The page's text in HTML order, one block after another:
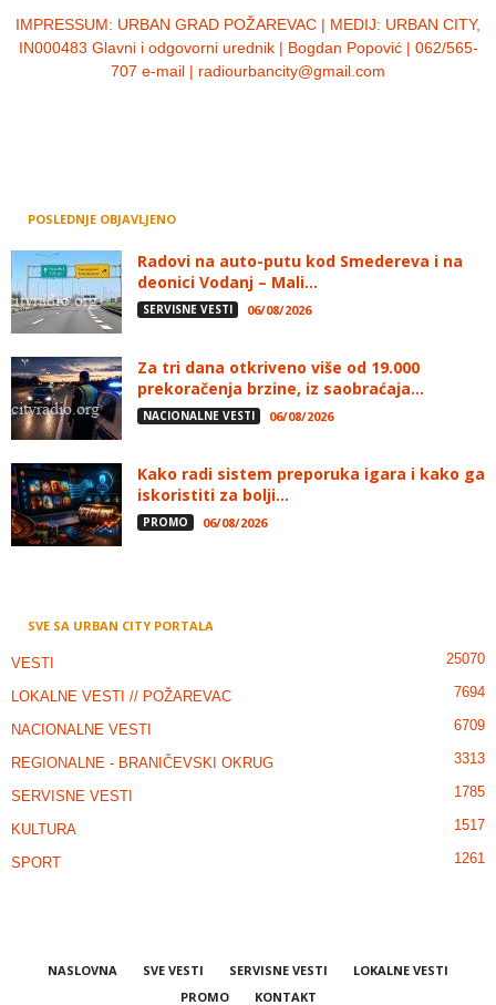
IMPRESSUM: URBAN GRAD POŽAREVAC | MEDIJ: URBAN CITY,
IN000483 Glavni i odgovorni urednik | Bogdan Popović | 062/565-
707 e-mail | radiourbancity@gmail.com
POSLEDNJE OBJAVLJENO
Radovi na auto-putu kod Smedereva i na
deonici Vodanj – Mali...
SERVISNE VESTI 06/08/2026
Za tri dana otkriveno više od 19.000
prekoračenja brzine, iz saobraćaja...
NACIONALNE VESTI 06/08/2026
Kako radi sistem preporuka igara i kako ga
iskoristiti za bolji...
PROMO 06/08/2026
SVE SA URBAN CITY PORTALA
VESTI 25070
LOKALNE VESTI // POŽAREVAC 7694
NACIONALNE VESTI 6709
REGIONALNE - BRANIČEVSKI OKRUG 3313
SERVISNE VESTI 1785
KULTURA 1517
SPORT 1261
NASLOVNA SVE VESTI SERVISNE VESTI
LOKALNE VESTI
PROMO
KONTAKT